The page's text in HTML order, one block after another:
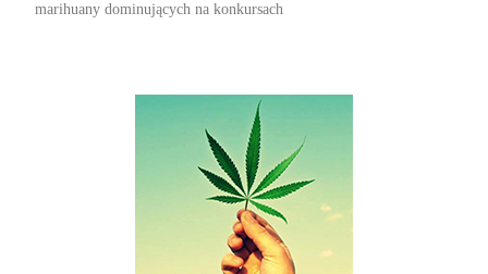
marihuany dominujących na konkursach